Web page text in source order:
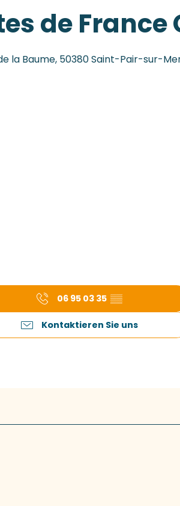
de France
la Baume, 50380 Saint-Pair-sur-
06 95 03 35 ▒▒
Kontaktieren Sie uns